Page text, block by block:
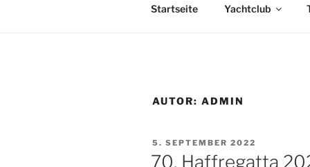
Startseite Yachtclub
AUTOR: ADMIN
VERÖFFENTLICHT
AM
5. SEPTEMBER 2022
70. Haffregatta